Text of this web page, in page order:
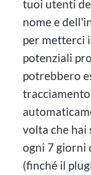
tuoi utenti
nome e
per metterci
potenziali
potrebbero
volta che hai
ogni 7 giorni
(finché il